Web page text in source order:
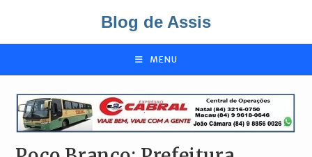
o
Blog de Assis
MENU